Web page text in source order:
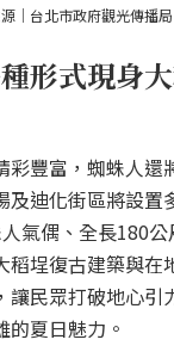
｜台北市政府觀光傳播局
形式現身
彩豐富，蜘蛛人還
及迪化街區將設置
氣偶、全長180
稻埕復古建築與在
讓民眾打破地心引
的夏日魅力。